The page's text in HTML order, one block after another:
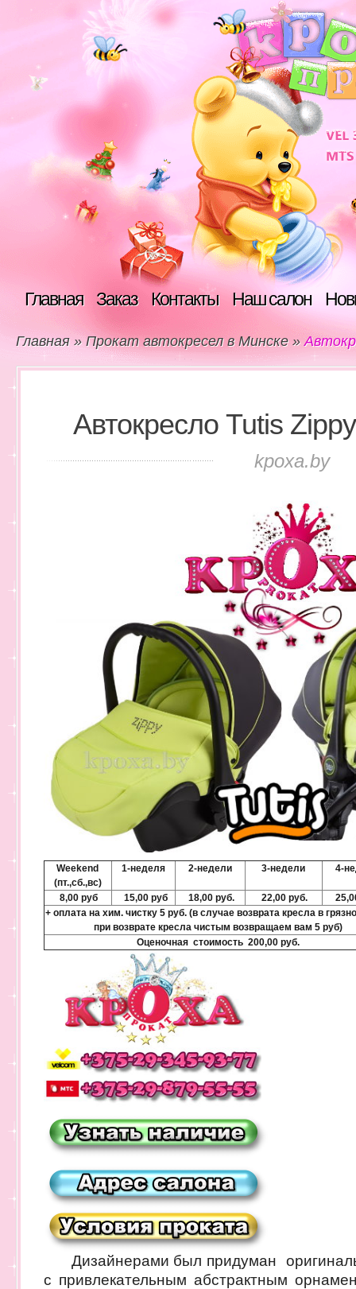
Главная Заказ Контакты Наш салон
Главная » Прокат автокресел в Минске »
Автокресло Tutis
kpoxa.by
Weekend
(пт.,сб.,вс)
1-неделя 2-недели 3-недели 4-
8,00 руб 15,00 руб 18,00 руб. 22,00 руб.
+ оплата на хим. чистку 5 руб. (в случае возврата кресла в
при возврате кресла чистым возвращаем вам 5 руб)
Оценочная стоимость 200,00 руб.
Дизайнерами был придуман
с привлекательным абстрактным